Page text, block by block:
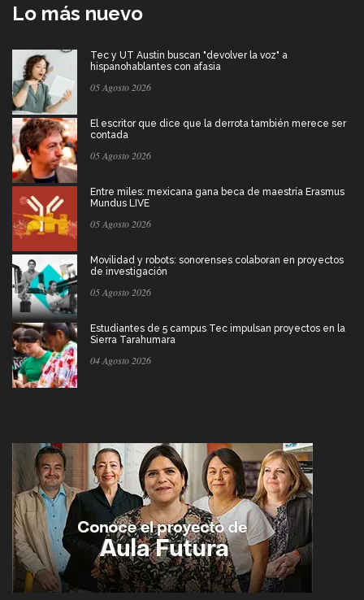
Lo más nuevo
Tec y UT Austin buscan "devolver la voz" a
hispanohablantes con afasia
05 Agosto 2026
El escritor que dice que la derrota también merece ser
contada
05 Agosto 2026
Entre miles: mexicana gana beca de maestría Erasmus
Mundus LIVE
05 Agosto 2026
Movilidad y robots: sonorenses colaboran en proyectos
de investigación
05 Agosto 2026
Estudiantes de 5 campus Tec impulsan proyectos en la
Sierra Tarahumara
04 Agosto 2026